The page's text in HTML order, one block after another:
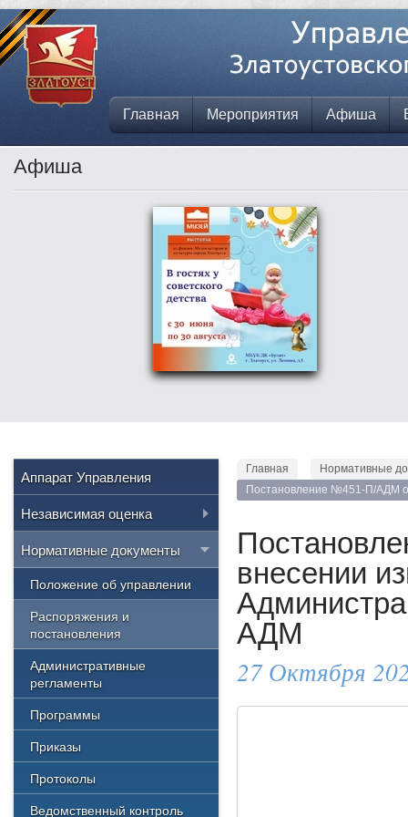
Главная Мероприятия Афиша
Афиша
Главная
Нормативные
Постановление №451-П/АДМ
внесении
АДМ
27 Октября
Аппарат Управления
Независимая оценка
Нормативные правовые акты
РФ
Приказы Министерства
культуры России
Приказы Министерства
культуры Челябинской области
Приказы Управления культуры
Результаты
Нормативные документы
Положение об управлении
Распоряжения и
постановления
Административные
регламенты
Программы
Приказы
Протоколы
Ведомственный контроль